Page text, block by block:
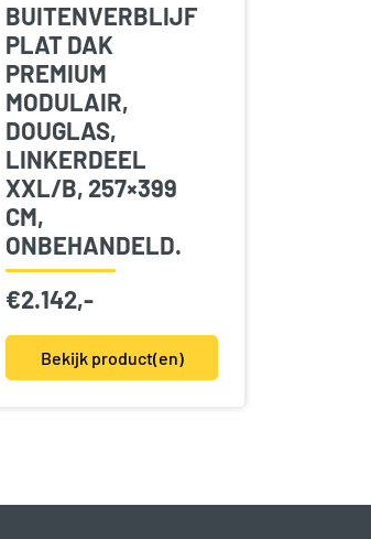
BUITENVERBLIJF
PLAT DAK
PREMIUM
MODULAIR,
DOUGLAS,
LINKERDEEL
XXL/B, 257×399
CM,
ONBEHANDELD.
€2.142,-
Bekijk product(en)